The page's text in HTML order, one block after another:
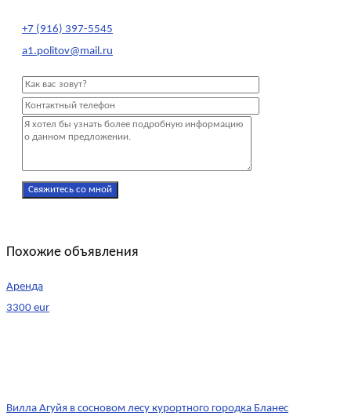
+7 (916) 397-5545
a1.politov@mail.ru
Похожие объявления
Аренда
3300 eur
Вилла Агуйя в сосновом лесу курортного городка Бланес